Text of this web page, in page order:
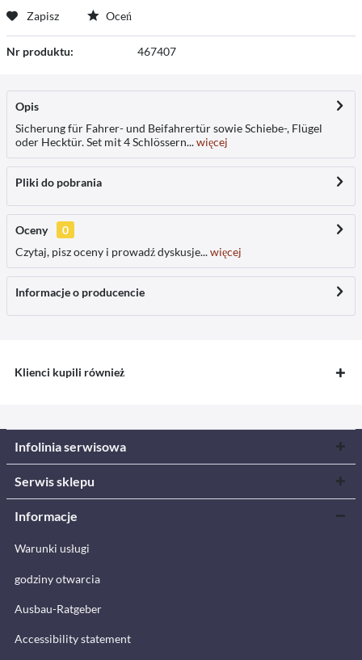
Zapisz Oceń
Nr produktu: 467407
Opis
Sicherung für Fahrer- und Beifahrertür sowie Schiebe-, Flügel
oder Hecktür. Set mit 4 Schlössern...więcej
Pliki do pobrania
Oceny
0
Czytaj, pisz oceny i prowadź dyskusje...więcej
Informacje o producencie
Klienci kupili również
Infolinia serwisowa
Serwis sklepu
Informacje
Warunki usługi
godziny otwarcia
Ausbau-Ratgeber
Accessibility statement